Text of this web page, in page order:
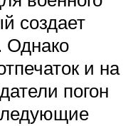
создает
Однако
и на
погон